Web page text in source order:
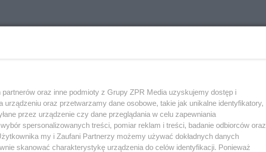
oraz inne podmioty z Grupy ZPR Media uzyskujemy dostęp i
urządzeniu oraz przetwarzamy dane osobowe, takie jak unikalne identyfikatory,
przez urządzenie czy dane przeglądania w celu zapewniania
spersonalizowanych treści, pomiar reklam i treści, badanie odbiorców oraz
my i Zaufani Partnerzy możemy używać dokładnych danych
skanować charakterystykę urządzenia do celów identyfikacji. Ponieważ